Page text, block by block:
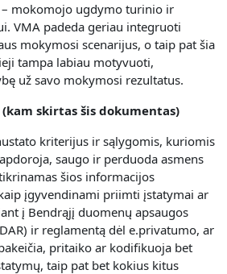
mokomojo ugdymo turinio ir
VMA padeda geriau integruoti
mokymosi scenarijus, o taip pat šia
tampa labiau motyvuoti,
už savo mokymosi rezultatus.
skirtas šis dokumentas)
kriterijus ir sąlygomis, kuriomis
saugo ir perduoda asmens
šios informacijos
įgyvendinami priimti įstatymai ar
į Bendrąjį duomenų apsaugos
ir reglamentą dėl e.privatumo, ar
pritaiko ar kodifikuoja bet
taip pat bet kokius kitus